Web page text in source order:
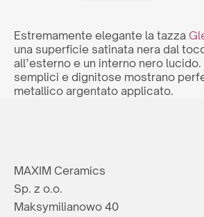
Estremamente elegante la tazza
una superficie satinata nera dal
all’esterno e un interno nero
semplici e dignitose mostrano
metallico argentato applicato.
MAXIM Ceramics
Sp. z o.o.
Maksymilianowo 40